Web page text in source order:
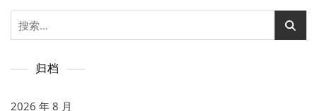
搜
索：
归档
2026 年 8 月